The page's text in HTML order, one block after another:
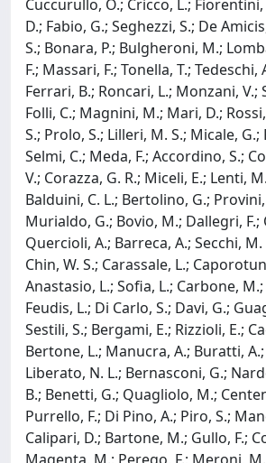
Cuccurullo, O.; Cricco, L.;
D.; Fabio, G.; Seghezzi, S.; De
S.; Bonara, P.; Bulgheroni, M.;
F.; Massari, F.; Tonella, T.; Tedeschi,
Ferrari, B.; Roncari, L.; Monzani, V.;
Folli, C.; Magnini, M.; Mari, D.;
S.; Prolo, S.; Lilleri, M. S.; Micale,
Selmi, C.; Meda, F.; Accordino, S.;
V.; Corazza, G. R.; Miceli, E.; Lenti,
Balduini, C. L.; Bertolino, G.; Provini,
Murialdo, G.; Bovio, M.; Dallegri,
Quercioli, A.; Barreca, A.; Secchi, M.
Chin, W. S.; Carassale, L.;
Anastasio, L.; Sofia, L.; Carbone,
Feudis, L.; Di Carlo, S.; Davi, G.;
Sestili, S.; Bergami, E.; Rizzioli, E.;
Bertone, L.; Manucra, A.; Buratti,
Liberato, N. L.; Bernasconi, G.;
B.; Benetti, G.; Quagliolo, M.;
Purrello, F.; Di Pino, A.; Piro, S.;
Calipari, D.; Bartone, M.; Gullo, F.;